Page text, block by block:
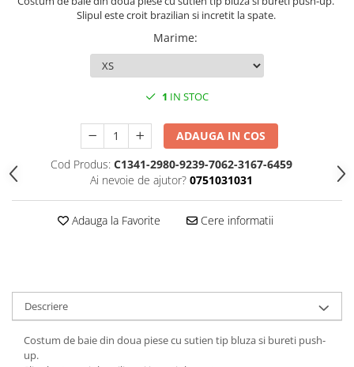
Slipul este croit brazilian si incretit la spate.
Marime:
1 IN STOC
ADAUGA IN COS
Cod Produs: C1341-2980-9239-7062-3167-6459
Ai nevoie de ajutor? 0751031031
Adauga la Favorite Cere informatii
Descriere
Costum de baie din doua piese cu sutien tip bluza si bureti push-
up.